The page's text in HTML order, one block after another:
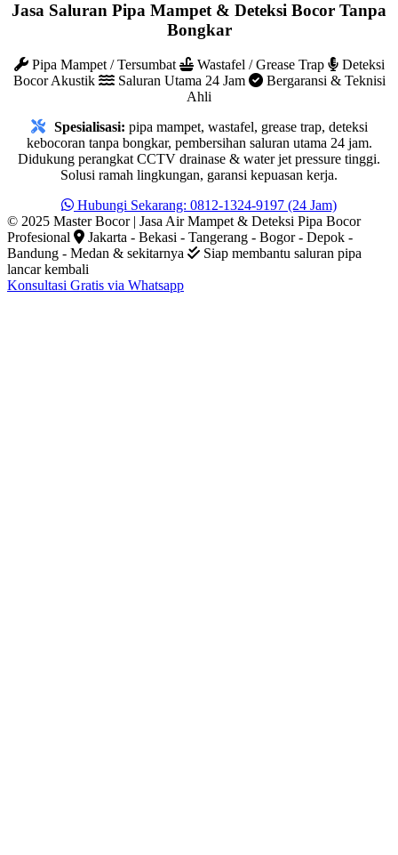
Jasa Saluran Pipa Mampet & Deteksi Bocor Tanpa
Bongkar
Pipa Mampet / Tersumbat Wastafel / Grease Trap
Deteksi
Bocor Akustik
Saluran Utama 24 Jam
Bergaransi & Teknisi
Ahli
Spesialisasi: pipa mampet, wastafel, grease trap, deteksi
kebocoran tanpa bongkar, pembersihan saluran utama 24 jam.
Didukung perangkat CCTV drainase & water jet pressure tinggi.
Solusi ramah lingkungan, garansi kepuasan kerja.
Hubungi Sekarang: 0812-1324-9197 (24 Jam)
© 2025 Master Bocor | Jasa Air Mampet & Deteksi Pipa Bocor
Profesional
Jakarta - Bekasi - Tangerang - Bogor - Depok -
Bandung - Medan & sekitarnya
Siap membantu saluran pipa
lancar kembali
Konsultasi Gratis via Whatsapp